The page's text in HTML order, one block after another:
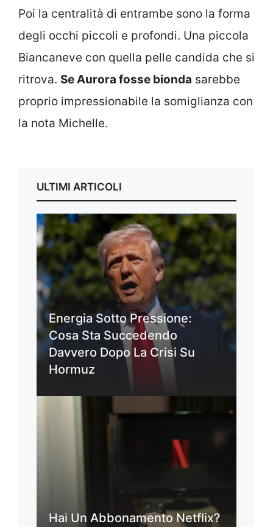
Poi la centralità di entrambe sono la forma
degli occhi piccoli e profondi. Una piccola
Biancaneve con quella pelle candida che si
ritrova. Se Aurora fosse bionda sarebbe
proprio impressionabile la somiglianza con
la nota Michelle.
ULTIMI ARTICOLI
Energia Sotto Pressione:
Cosa Sta Succedendo
Davvero Dopo La Crisi Su
Hormuz
Hai Un Abbonamento Netflix?